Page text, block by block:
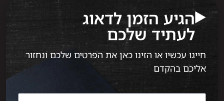
הגיע הזמן לדאוג
לעתיד שלכם
חייגו עכשיו או הזינו כאן את הפרטים שלכם ונחזור
אליכם בהקדם